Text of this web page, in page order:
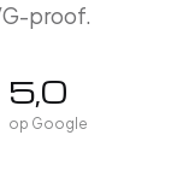
proof.
5,0
op Google